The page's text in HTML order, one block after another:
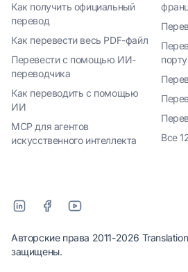
Как получить официальный
перевод
Как перевести весь PDF-файл
Перевести с помощью ИИ-
переводчика
Как переводить с помощью
ИИ
MCP для агентов
искусственного интеллекта
Все
Авторские права 2011-2026
защищены.